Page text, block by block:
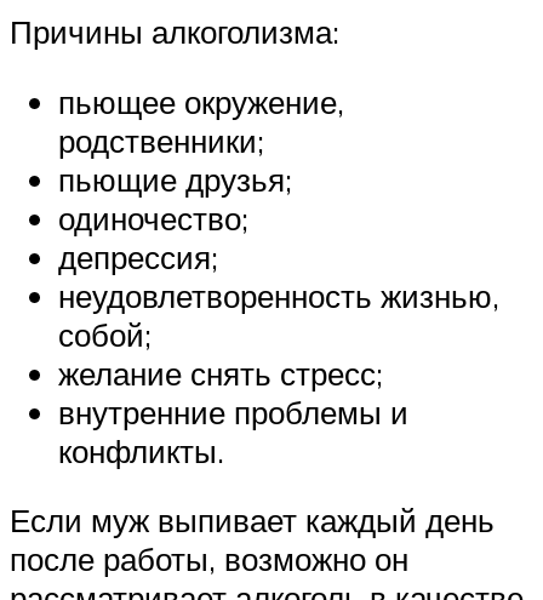
Причины алкоголизма:
пьющее окружение,
родственники;
пьющие друзья;
одиночество;
депрессия;
неудовлетворенность жизнью,
собой;
желание снять стресс;
внутренние проблемы и
конфликты.
Если муж выпивает каждый день
после работы, возможно он